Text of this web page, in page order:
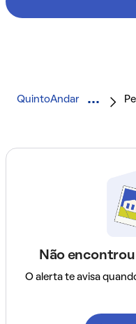
QuintoAndar
Não
O alerta te avisa